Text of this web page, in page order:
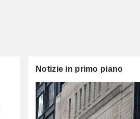
Notizie in primo piano